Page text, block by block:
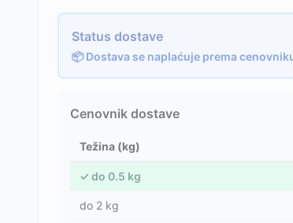
Status dostave
📦 Dostava se naplaćuje prema
Cenovnik dostave
Težina (kg)
✓ do 0.5 kg
do 2 kg